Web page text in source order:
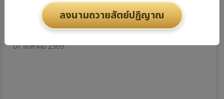
ลงนามถวายสัตย์ปฏิญาณ
รอธ.รักไทยฯ เข้าร่วมประชุมศูนย์อำนวยการร่วมพิทักษ์
ความมั่นคงทางเกษตรและอาหารพระพิรุณ (ศพร.) ครั้งที่
07 สิงหาคม 2569